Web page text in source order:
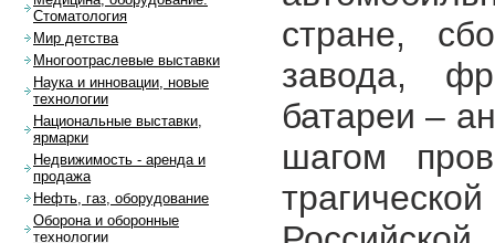
стране,
завода,
батареи –
шагом
Стоматология
Мир детства
Многоотраслевые выставки
Наука и инновации, новые
технологии
Национальные выставки,
ярмарки
Недвижимость - аренда и
продажа
Нефть, газ, оборудование
Оборона и оборонные
технологии